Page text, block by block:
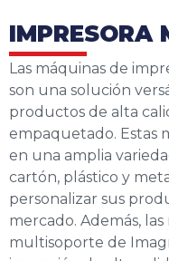
IMPRESORA
Las máquinas de
son una solución
productos de alta
empaquetado. Estas
en una amplia
cartón, plástico y
personalizar sus
mercado. Además,
multisoporte de